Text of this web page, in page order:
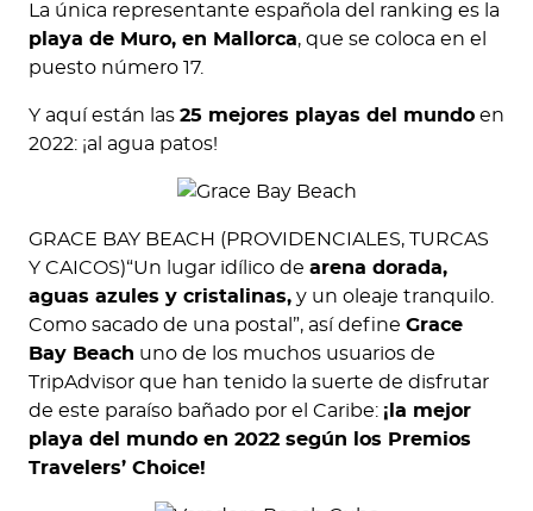
La única representante española del ranking es la
playa de Muro, en Mallorca, que se coloca en el
puesto número 17.
Y aquí están las 25 mejores playas del mundo en
2022: ¡al agua patos!
GRACE BAY BEACH (PROVIDENCIALES, TURCAS
Y CAICOS)“Un lugar idílico de arena dorada,
aguas azules y cristalinas, y un oleaje tranquilo.
Como sacado de una postal”, así define Grace
Bay Beach uno de los muchos usuarios de
TripAdvisor que han tenido la suerte de disfrutar
de este paraíso bañado por el Caribe: ¡la mejor
playa del mundo en 2022 según los Premios
Travelers’ Choice!